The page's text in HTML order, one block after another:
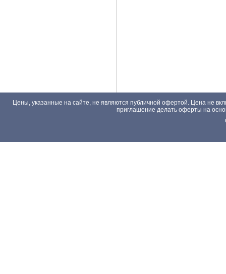
Цены, указанные на сайте, не являются публичной офертой. Цена не
приглашение делать оферты на